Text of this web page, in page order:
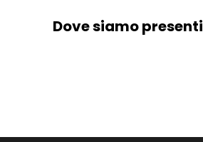
Dove siamo presenti